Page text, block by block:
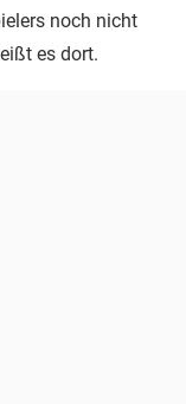
noch nicht
es dort.